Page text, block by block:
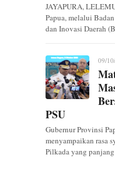
JAYAPURA,
Papua, melalui
dan Inovasi Daerah
09/
PSU
Gubernur Provinsi
menyampaikan rasa
Pilkada yang